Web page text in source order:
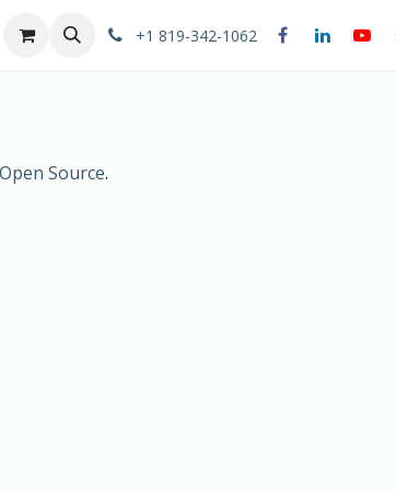
Boutique Formation Conseil stratégique
+1 819-342-1062
Open Source.